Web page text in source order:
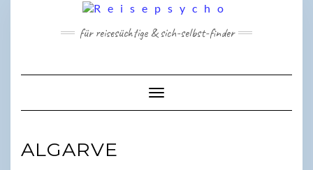
für reisesüchtige & sich-selbst-finder
Toggle Navigation
ALGARVE